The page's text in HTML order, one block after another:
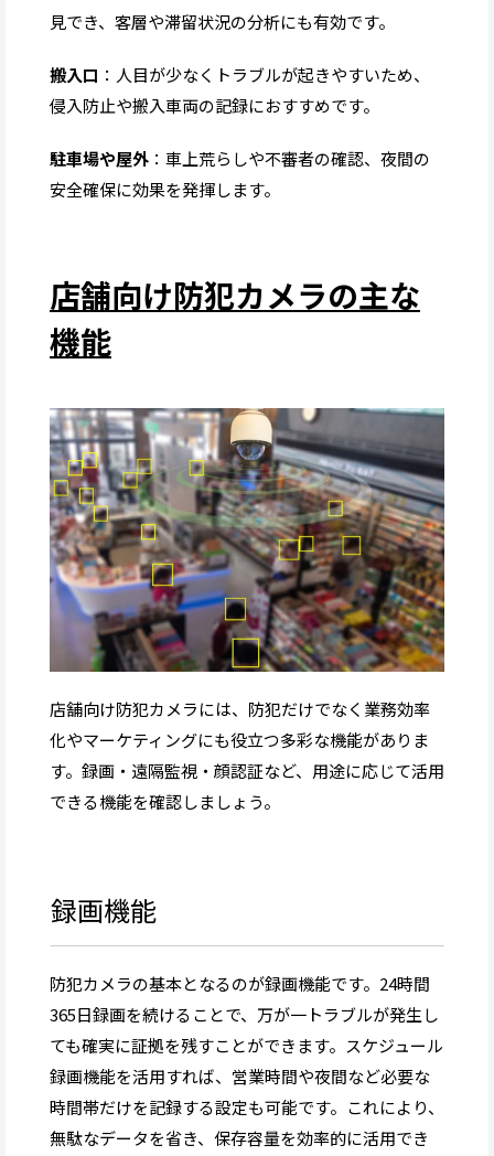
見でき、客層や滞留状況の分析にも有効です。
搬入口 ：人目が少なくトラブルが起きやすいため、
侵入防止や搬入車両の記録におすすめです。
駐車場や屋外 ：車上荒らしや不審者の確認、夜間の
安全確保に効果を発揮します。
店舗向け防犯カメラの主な
機能
店舗向け防犯カメラには、防犯だけでなく業務効率
化やマーケティングにも役立つ多彩な機能がありま
す。録画・遠隔監視・顔認証など、用途に応じて活用
できる機能を確認しましょう。
録画機能
防犯カメラの基本となるのが録画機能です。24時間
365日録画を続けることで、万が一トラブルが発生し
ても確実に証拠を残すことができます。スケジュール
録画機能を活用すれば、営業時間や夜間など必要な
時間帯だけを記録する設定も可能です。これにより、
無駄なデータを省き、保存容量を効率的に活用でき